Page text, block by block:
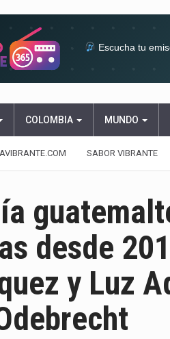
Escucha tu
COLOMBIA MUNDO
SABOR VIBRANTE
desde
y Luz